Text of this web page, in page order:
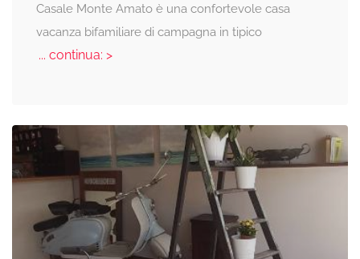
Casale Monte Amato è una confortevole casa
vacanza bifamiliare di campagna in tipico
... continua: >